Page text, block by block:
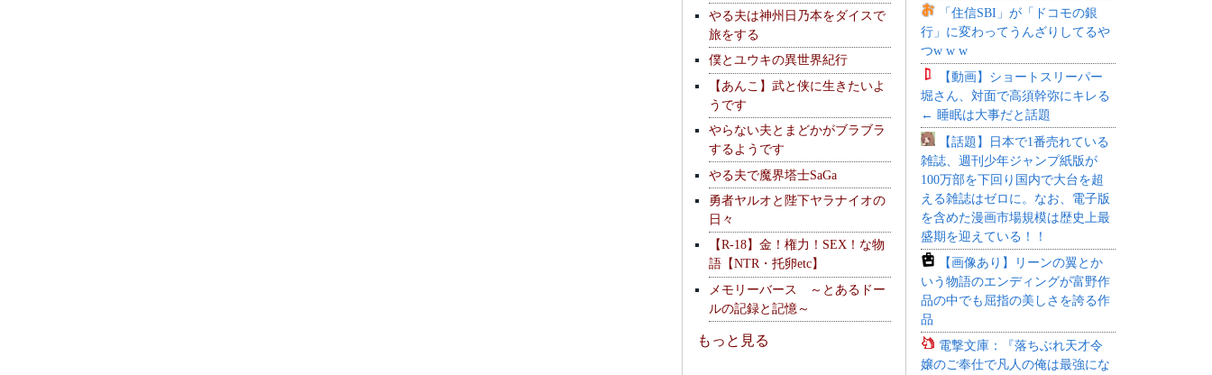
やる夫は神州日乃本をダイスで
旅をする
僕とユウキの異世界紀行
【あんこ】武と侠に生きたいよ
うです
やらない夫とまどかがブラブラ
するようです
やる夫で魔界塔士SaGa
勇者ヤルオと陛下ヤラナイオの
日々
【R-18】金！権力！SEX！な物
語【NTR・托卵etc】
メモリーバース ～とあるドー
ルの記録と記憶～
もっと見る
「住信SBI」が「ドコモの銀
行」に変わってうんざりしてるや
つw w w
【動画】ショートスリーパー
堀さん、対面で高須幹弥にキレる
← 睡眠は大事だと話題
【話題】日本で1番売れている
雑誌、週刊少年ジャンプ紙版が
100万部を下回り国内で大台を超
える雑誌はゼロに。なお、電子版
を含めた漫画市場規模は歴史上最
盛期を迎えている！！
【画像あり】リーンの翼とか
いう物語のエンディングが富野作
品の中でも屈指の美しさを誇る作
品
電撃文庫：『落ちぶれ天才令
嬢のご奉仕で凡人の俺は最強にな